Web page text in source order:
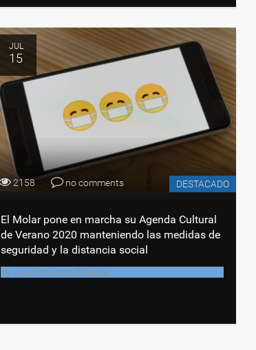
JUL
15
2158 no comments DESTACADO
El Molar pone en marcha su Agenda Cultural
de Verano 2020 manteniendo las medidas de
seguridad y la distancia social
by Ayuntamiento El Molar